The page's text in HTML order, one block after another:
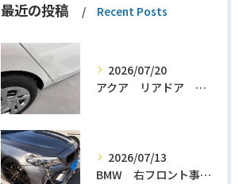
最近の投稿 Recent Posts
2026/07/20
アクア リアドア クォーターパネル修理
2026/07/13
BMW 右フロント事故修理